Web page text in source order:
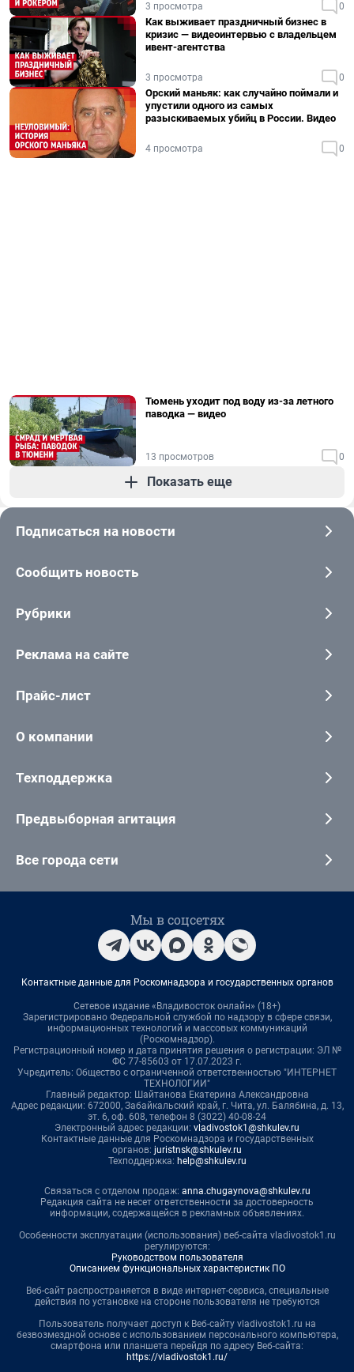
3 просмотра 0
Как выживает праздничный бизнес в
кризис — видеоинтервью с владельцем
ивент-агентства
3 просмотра 0
Орский маньяк: как случайно поймали и
упустили одного из самых
разыскиваемых убийц в России. Видео
4 просмотра 0
Тюмень уходит под воду из-за летного
паводка — видео
13 просмотров 0
Показать еще
Подписаться на новости
Сообщить новость
Рубрики
Реклама на сайте
Прайс-лист
О компании
Техподдержка
Предвыборная агитация
Все города сети
Мы в соцсетях
Контактные данные для Роскомнадзора и государственных органов
Сетевое издание «Владивосток онлайн» (18+)
Зарегистрировано Федеральной службой по надзору в сфере связи,
информационных технологий и массовых коммуникаций
(Роскомнадзор).
Регистрационный номер и дата принятия решения о регистрации: ЭЛ №
ФС 77-85603 от 17.07.2023 г.
Учредитель: Общество с ограниченной ответственностью "ИНТЕРНЕТ
ТЕХНОЛОГИИ"
Главный редактор: Шайтанова Екатерина Александровна
Адрес редакции: 672000, Забайкальский край, г. Чита, ул. Балябина, д. 13,
эт. 6, оф. 608, телефон 8 (3022) 40-08-24
Электронный адрес редакции: vladivostok1@shkulev.ru
Контактные данные для Роскомнадзора и государственных
органов: juristnsk@shkulev.ru
Техподдержка: help@shkulev.ru
Связаться с отделом продаж: anna.chugaynova@shkulev.ru
Редакция сайта не несет ответственности за достоверность
информации, содержащейся в рекламных объявлениях.
Особенности эксплуатации (использования) веб-сайта vladivostok1.ru
регулируются:
Руководством пользователя
Описанием функциональных характеристик ПО
Веб-сайт распространяется в виде интернет-сервиса, специальные
действия по установке на стороне пользователя не требуются
Пользователь получает доступ к Веб-сайту vladivostok1.ru на
безвозмездной основе с использованием персонального компьютера,
смартфона или планшета перейдя по адресу Веб-сайта:
https://vladivostok1.ru/